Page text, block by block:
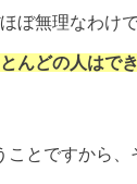
ぼ無理なわけで
んどの人はで
とですから、